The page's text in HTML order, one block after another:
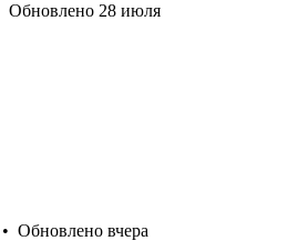
Обновлено 28 июля
• Обновлено вчера